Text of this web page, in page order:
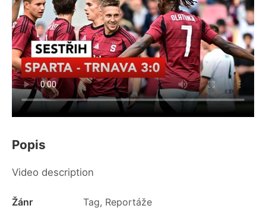
Popis
Video description
Žánr Tag, Reportáže